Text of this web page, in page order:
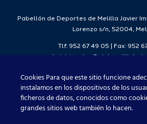
Pabellón de Deportes de Melilla Javier
Lorenzo s/n, 52004,
Tlf: 952 67 49 05 | Fax: 952
Club Melilla Baloncesto
Cookies Para que este sitio funcione
instalamos en los dispositivos de los
ficheros de datos, conocidos como
grandes sitios web también lo hacen.